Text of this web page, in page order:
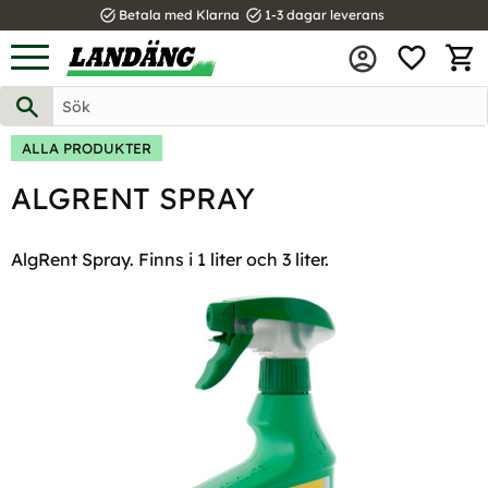
Meny
task_alt Betala med Klarna task_alt 1-3 dagar leverans
ALLA PRODUKTER
ALGRENT SPRAY
AlgRent Spray. Finns i 1 liter och 3 liter.